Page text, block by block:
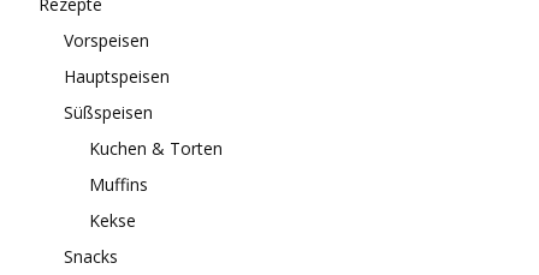
Vorspeisen
Hauptspeisen
Süßspeisen
Kuchen & Torten
Muffins
Kekse
Snacks